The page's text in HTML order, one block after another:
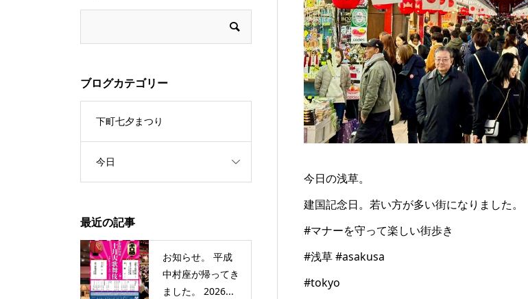
今日の浅草。
建国記念日。若い方が多い街になりました。
#マナーを守って楽しい街歩き
#浅草 #asakusa
#tokyo
ブログカテゴリー
下町七夕まつり
今日
最近の記事
お知らせ。 平成
中村座が帰ってき
ました。 2026...